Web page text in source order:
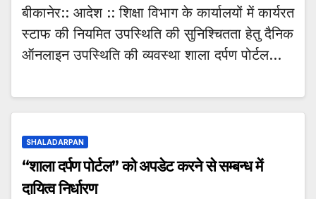
बीकानेर:: आदेश :: शिक्षा विभाग के कार्यालयों में कार्यरत
स्टाफ की नियमित उपस्थिति की सुनिश्चितता हेतु दैनिक
ऑनलाइन उपस्थिति की व्यवस्था शाला दर्पण पोर्टल…
SHALADARPAN
“शाला दर्पण पोर्टल” को अपडेट करने से सम्बन्ध में
दायित्व निर्धारण